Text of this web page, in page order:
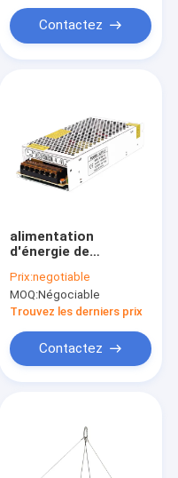
DC12V
Contactez
alimentation
d'énergie de
fermé de
l'alimentation
d'énergie de 180W
LED 15A 7.5A
Prix:negotiable
MOQ:Négociable
Trouvez les derniers prix
Contactez